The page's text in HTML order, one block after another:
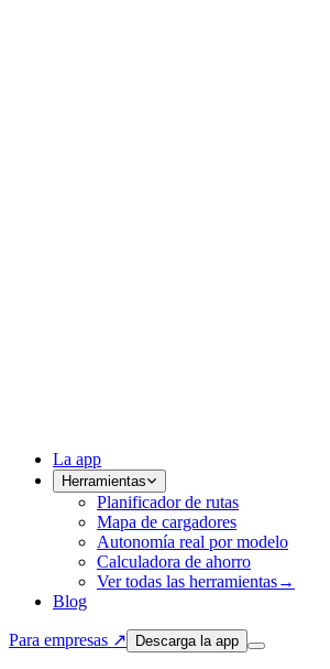
La app
Herramientas
Planificador de rutas
Mapa de cargadores
Autonomía real por modelo
Calculadora de ahorro
Ver todas las herramientas→
Blog
Para empresas ↗ Descarga la app